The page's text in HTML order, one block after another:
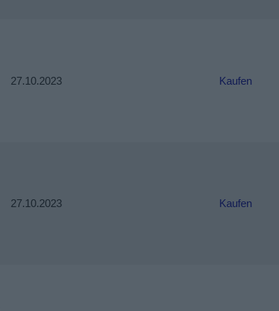
27.10.2023 Kaufen
27.10.2023 Kaufen